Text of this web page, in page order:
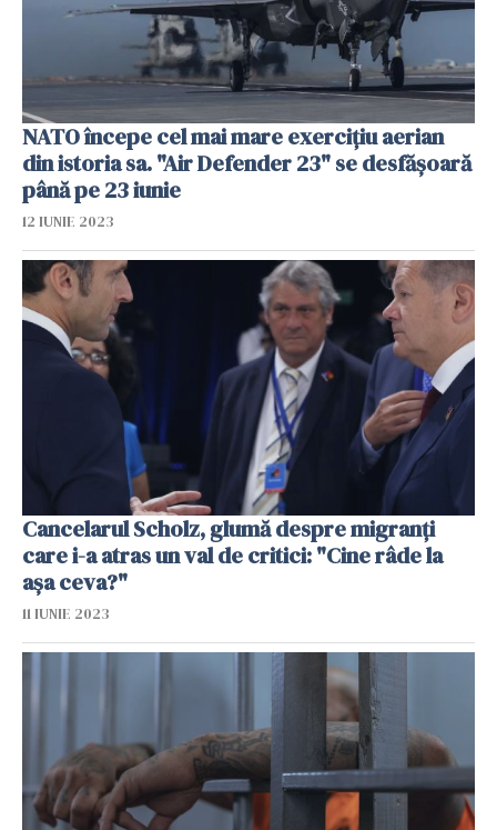
NATO începe cel mai mare exerciţiu aerian
din istoria sa. "Air Defender 23" se desfășoară
până pe 23 iunie
12 IUNIE 2023
Cancelarul Scholz, glumă despre migranți
care i-a atras un val de critici: "Cine râde la
așa ceva?"
11 IUNIE 2023